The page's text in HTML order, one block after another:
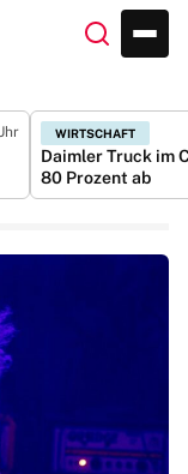
WIRTSCHAFT
Daimler Truck im
80 Prozent ab